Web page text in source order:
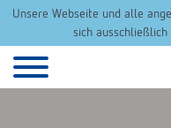
Unsere Webseite und alle
sich ausschließlich